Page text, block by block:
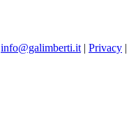
info@galimberti.it | Privacy |